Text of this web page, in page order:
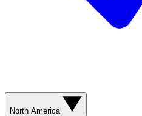
North America